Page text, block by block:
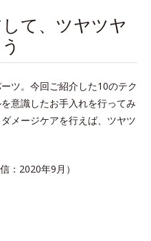
て、ツヤツヤ
ツ。今回ご紹介した10のテク
意識したお手入れを行ってみ
メージケアを行えば、ツヤツ
2020年9月）